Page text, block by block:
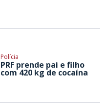
Polícia
PRF prende pai e filho
com 420 kg de cocaína